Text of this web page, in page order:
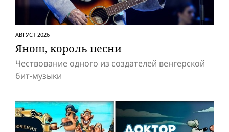
АВГУСТ 2026
Янош, король песни
Чествование одного из создателей венгерской
бит-музыки